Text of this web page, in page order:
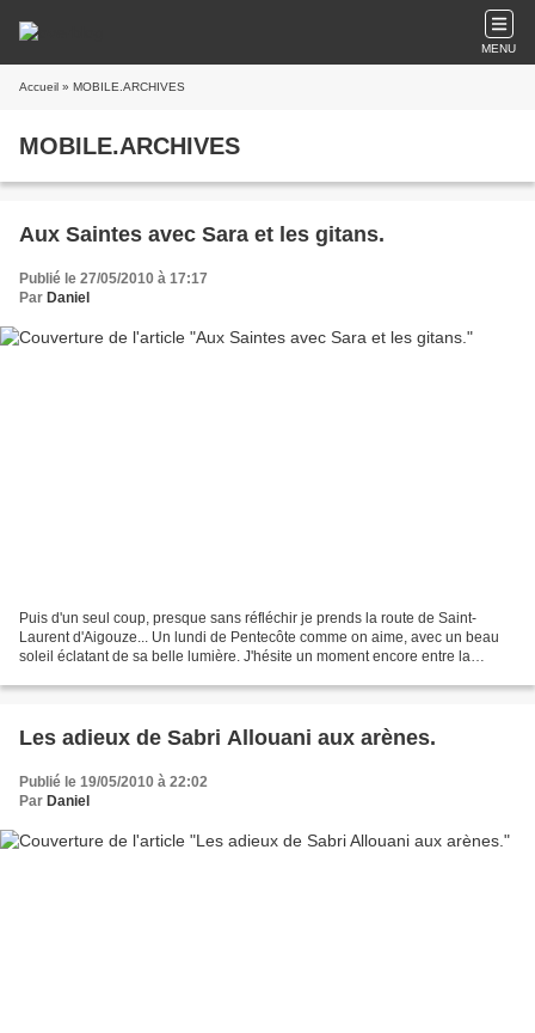
MENU
Accueil » MOBILE.ARCHIVES
MOBILE.ARCHIVES
Aux Saintes avec Sara et les gitans.
Publié le 27/05/2010 à 17:17
Par Daniel
Puis d'un seul coup, presque sans réfléchir je prends la route de Saint-
Laurent d'Aigouze... Un lundi de Pentecôte comme on aime, avec un beau
soleil éclatant de sa belle lumière. J'hésite un moment encore entre la
Les adieux de Sabri Allouani aux arènes.
Publié le 19/05/2010 à 22:02
Par Daniel